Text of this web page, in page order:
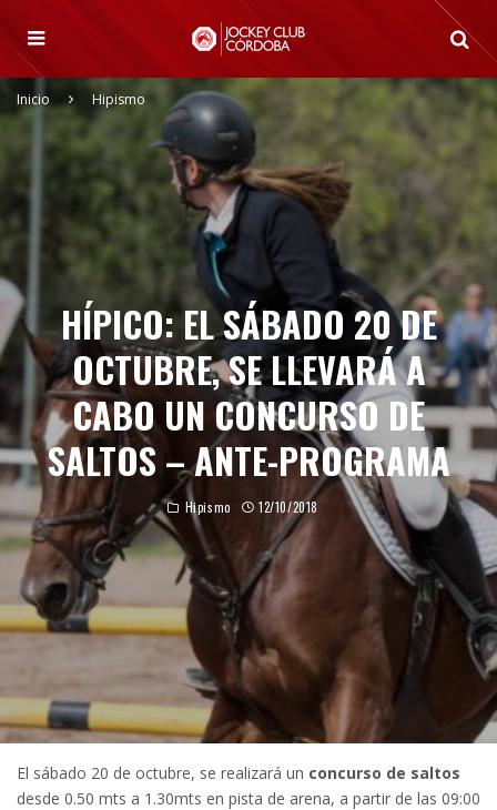
Inicio Hipismo
HÍPICO: EL SÁBADO 20 DE
OCTUBRE, SE LLEVARÁ A
CABO UN CONCURSO DE
SALTOS – ANTE-PROGRAMA
Hipismo 12/10/2018
El sábado 20 de octubre, se realizará un concurso de saltos
desde 0.50 mts a 1.30mts en pista de arena, a partir de las 09:00